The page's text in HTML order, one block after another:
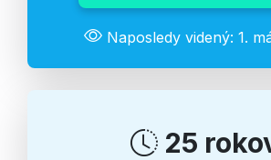
Naposledy videný: 1.
25